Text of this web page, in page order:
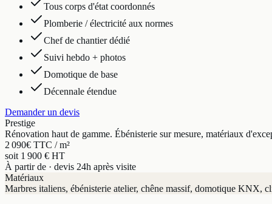
Tous corps d'état coordonnés
Plomberie / électricité aux normes
Chef de chantier dédié
Suivi hebdo + photos
Domotique de base
Décennale étendue
Demander un devis
Prestige
Rénovation haut de gamme. Ébénisterie sur mesure, matériaux
2 090€ TTC / m²
soit 1 900 € HT
À partir de · devis 24h après visite
Matériaux
Marbres italiens, ébénisterie atelier, chêne massif, domotique KNX,